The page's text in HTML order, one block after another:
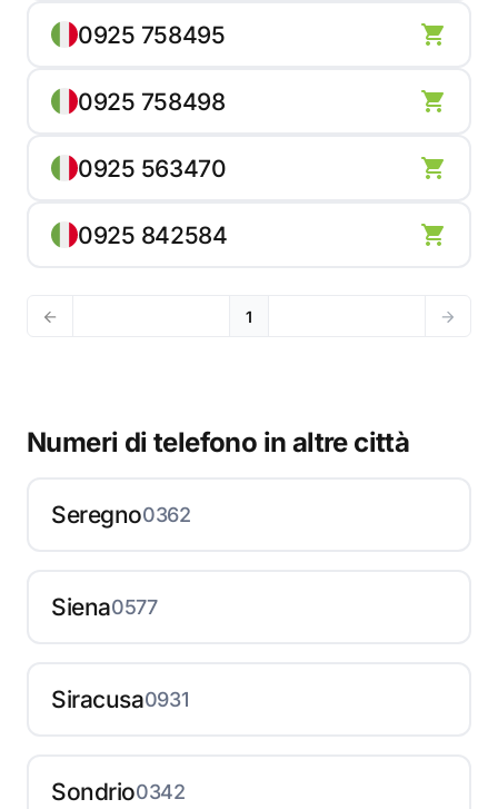
0925 758495
0925 758498
0925 563470
0925 842584
1
Numeri di telefono in altre città
Seregno0362
Siena0577
Siracusa0931
Sondrio0342